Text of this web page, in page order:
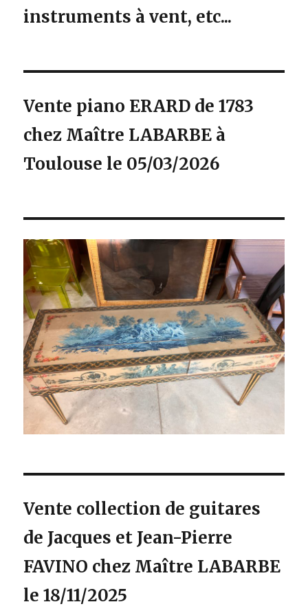
instruments à vent, etc...
Vente piano ERARD de 1783
chez Maître LABARBE à
Toulouse le 05/03/2026
Vente collection de guitares
de Jacques et Jean-Pierre
FAVINO chez Maître LABARBE
le 18/11/2025